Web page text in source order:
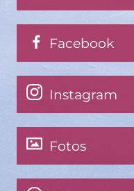
Facebook
Instagram
Fotos